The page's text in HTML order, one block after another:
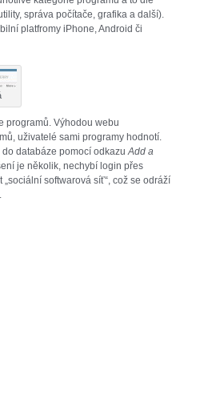
správa počítače, grafika a další).
platfromy iPhone, Android či
programů. Výhodou webu
uživatelé sami programy hodnotí.
do databáze pomocí odkazuAdd a
je několik, nechybí login přes
softwarová síť“, což se odráží
.